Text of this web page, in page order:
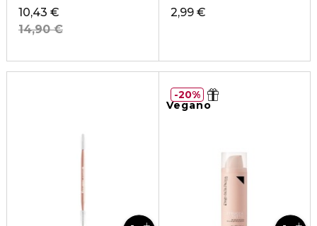
10,43 €
14,90 €
2,99 €
Vegano
20%